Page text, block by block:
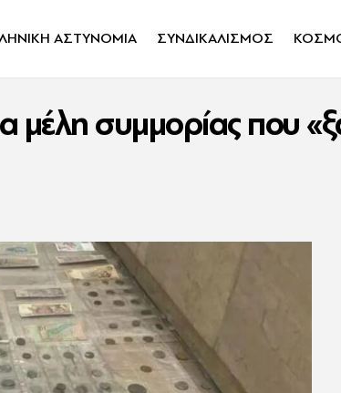
ΑΣΤΥΝΟΜΙΑ ΣΥΝΔΙΚΑΛΙΣΜΟΣ
συμμορίας που